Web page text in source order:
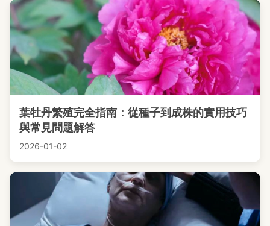
葉牡丹繁殖完全指南：從種子到成株的實用技巧
與常見問題解答
2026-01-02